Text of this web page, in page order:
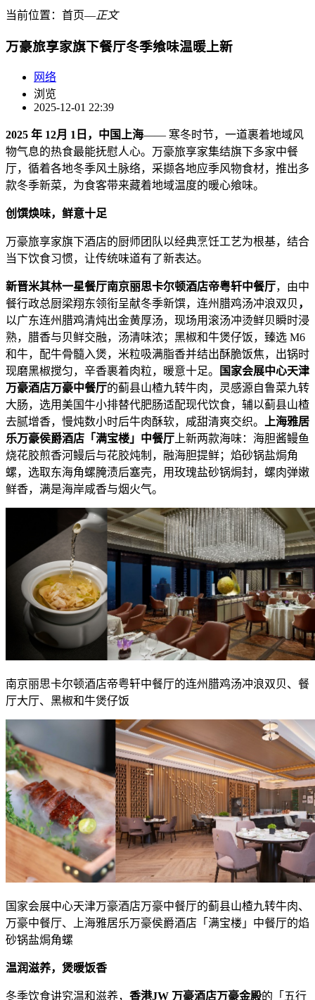
当前位置： 首页―正文
万豪旅享家旗下餐厅冬季飨味温暖上新
网络
浏览
2025-12-01 22:39
2025 年 12月 1 日，中国上海—— 寒冬时节，一道裹着地域风
物气息的热食最能抚慰人心。万豪旅享家集结旗下多家中餐
厅，循着各地冬季风土脉络，采撷各地应季风物食材，推出多
款冬季新菜，为食客带来藏着地域温度的暖心飨味。
创馔焕味，鲜意十足
万豪旅享家旗下酒店的厨师团队以经典烹饪工艺为根基，结合
当下饮食习惯，让传统味道有了新表达。
新晋米其林一星餐厅南京丽思卡尔顿酒店帝粤轩中餐厅，由中
餐行政总厨梁翔东领衔呈献冬季新馔，连州腊鸡汤冲浪双贝 ，
以广东连州腊鸡清炖出金黄厚汤，现场用滚汤冲烫鲜贝瞬时浸
熟，腊香与贝鲜交融，汤清味浓；黑椒和牛煲仔饭，臻选 M6
和牛，配牛骨髓入煲，米粒吸满脂香并结出酥脆饭焦，出锅时
现磨黑椒搅匀，辛香裹着肉粒，暖意十足。
国家会展中心天津
万豪酒店万豪中餐厅的蓟县山楂九转牛肉，灵感源自鲁菜九转
大肠，选用美国牛小排替代肥肠适配现代饮食，辅以蓟县山楂
去腻增香，慢炖数小时后牛肉酥软，咸甜清爽交织。 上海雅居
乐万豪侯爵酒店「满宝楼」中餐厅上新两款海味：海胆酱鳗鱼
烧花胶煎香河鳗后与花胶炖制，融海胆提鲜；焰砂锅盐焗角
螺，选取东海角螺腌渍后塞壳，用玫瑰盐砂锅焗封，螺肉弹嫩
鲜香，满是海岸咸香与烟火气。
南京丽思卡尔顿酒店帝粤轩中餐厅的连州腊鸡汤冲浪双贝、餐
厅大厅、黑椒和牛煲仔饭
国家会展中心天津万豪酒店万豪中餐厅的蓟县山楂九转牛肉、
万豪中餐厅、上海雅居乐万豪侯爵酒店「满宝楼」中餐厅的焰
砂锅盐焗角螺
温润滋养，煲暖饭香
冬季饮食讲究温和滋养， 香港JW 万豪酒店万豪金殿的「五行